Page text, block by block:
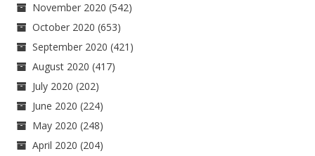
November 2020 (542)
October 2020 (653)
September 2020 (421)
August 2020 (417)
July 2020 (202)
June 2020 (224)
May 2020 (248)
April 2020 (204)